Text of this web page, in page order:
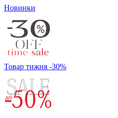
Новинки
Товар тижня -30%